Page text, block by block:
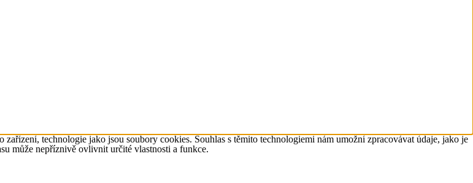
technologie jako jsou soubory cookies. Souhlas s těmito technologiemi nám umožní zpracovávat údaje, jako je
může nepříznivě ovlivnit určité vlastnosti a funkce.